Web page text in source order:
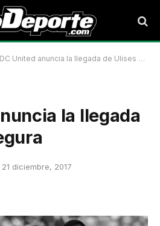
DC United anuncia la llegada de Ulises Segura
la llegada
21 diciembre, 2017